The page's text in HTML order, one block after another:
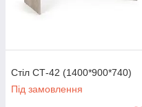
Стіл СТ-42 (1400*900*740)
Під замовлення